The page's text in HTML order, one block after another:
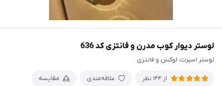
لوستر دیوار کوب مدرن و فانتزی کد 636
لوستر اسپرت، لوکس و فانتزی
از 144 نظر علاقه‌مندی مقایسه